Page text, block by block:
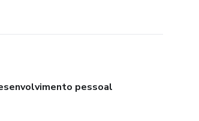
pessoal